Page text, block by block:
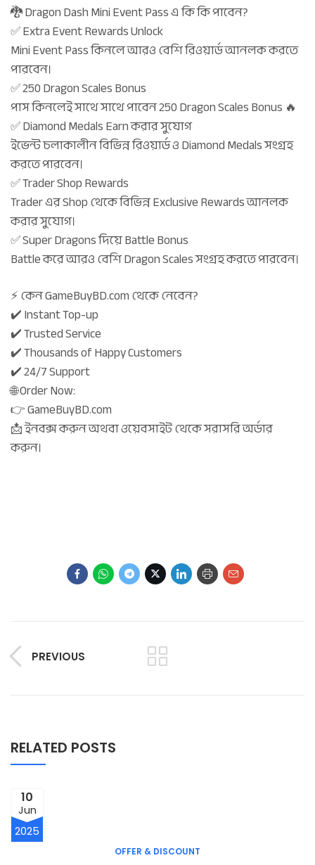
🐉 Dragon Dash Mini Event Pass এ কি কি পাবেন?
✅ Extra Event Rewards Unlock
Mini Event Pass কিনলে আরও বেশি রিওয়ার্ড আনলক করতে
পারবেন।
✅ 250 Dragon Scales Bonus
পাস কিনলেই সাথে সাথে পাবেন 250 Dragon Scales Bonus 🔥
✅ Diamond Medals Earn করার সুযোগ
ইভেন্ট চলাকালীন বিভিন্ন রিওয়ার্ড ও Diamond Medals সংগ্রহ
করতে পারবেন।
✅ Trader Shop Rewards
Trader এর Shop থেকে বিভিন্ন Exclusive Rewards আনলক
করার সুযোগ।
✅ Super Dragons দিয়ে Battle Bonus
Battle করে আরও বেশি Dragon Scales সংগ্রহ করতে পারবেন।
⚡ কেন GameBuyBD.com থেকে নেবেন?
✔️ Instant Top-up
✔️ Trusted Service
✔️ Thousands of Happy Customers
✔️ 24/7 Support
🌐 Order Now:
👉 GameBuyBD.com
📩 ইনবক্স করুন অথবা ওয়েবসাইট থেকে সরাসরি অর্ডার
করুন।
PREVIOUS
RELATED POSTS
10
Jun
2025
OFFER & DISCOUNT